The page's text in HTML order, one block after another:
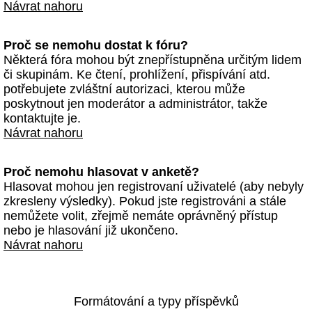
Návrat nahoru
Proč se nemohu dostat k fóru?
Některá fóra mohou být znepřístupněna určitým lidem
či skupinám. Ke čtení, prohlížení, přispívání atd.
potřebujete zvláštní autorizaci, kterou může
poskytnout jen moderátor a administrátor, takže
kontaktujte je.
Návrat nahoru
Proč nemohu hlasovat v anketě?
Hlasovat mohou jen registrovaní uživatelé (aby nebyly
zkresleny výsledky). Pokud jste registrováni a stále
nemůžete volit, zřejmě nemáte oprávněný přístup
nebo je hlasování již ukončeno.
Návrat nahoru
Formátování a typy příspěvků